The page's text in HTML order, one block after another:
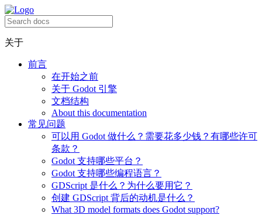
关于
前言
在开始之前
关于 Godot 引擎
文档结构
About this documentation
常见问题
可以用 Godot 做什么？需要花多少钱？有哪些许可
条款？
Godot 支持哪些平台？
Godot 支持哪些编程语言？
GDScript 是什么？为什么要用它？
创建 GDScript 背后的动机是什么？
What 3D model formats does Godot support?